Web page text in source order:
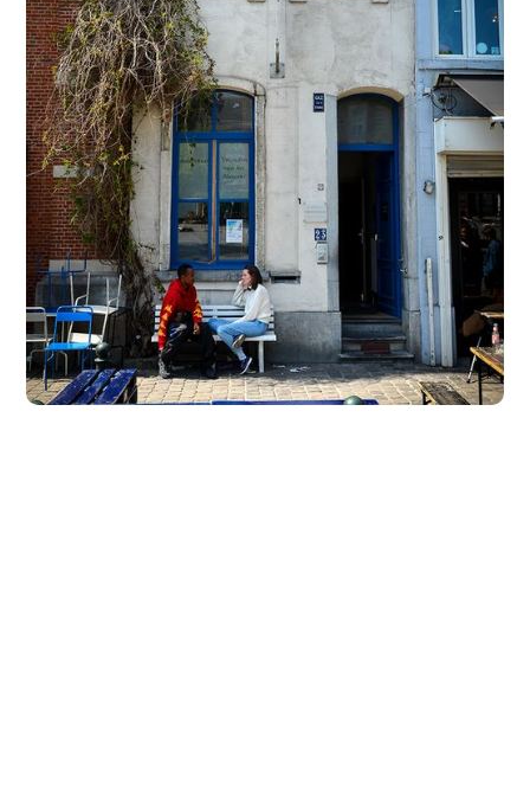
Wie we helpen
Onze deuren staan open voor iedereen in nood, met
een speciale focus op diegenen die geconfronteerd
worden met uitdagingen zoals armoede, sociale
uitsluiting en thuisloosheid. Onze missie is simpel: een
veilige haven bieden en de drempel voor hulp zo
laag mogelijk maken en houden.